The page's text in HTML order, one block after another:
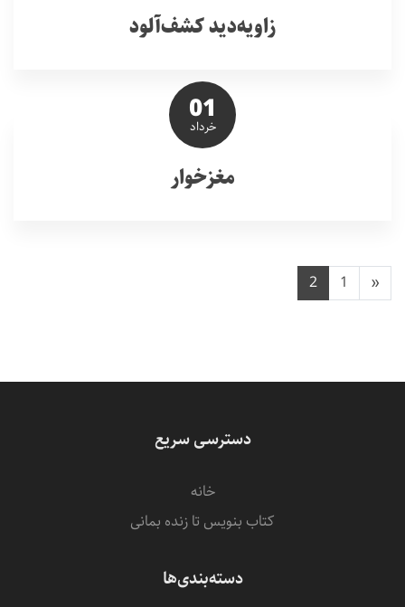
زاویه‌دید کشف‌آلود
01
خرداد
مغزخوار
«
1
2
دسترسی سریع
خانه
کتاب بنویس تا زنده بمانی
دسته‌بندی‌ها